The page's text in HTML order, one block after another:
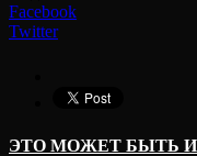
Facebook
Twitter
ЭТО МОЖЕТ БЫТЬ